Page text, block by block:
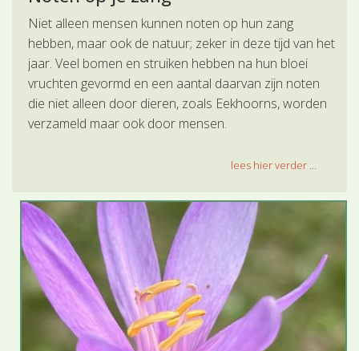
Niet alleen mensen kunnen noten op hun zang
hebben, maar ook de natuur; zeker in deze tijd van het
jaar. Veel bomen en struiken hebben na hun bloei
vruchten gevormd en een aantal daarvan zijn noten
die niet alleen door dieren, zoals Eekhoorns, worden
verzameld maar ook door mensen.
lees hier verder ...